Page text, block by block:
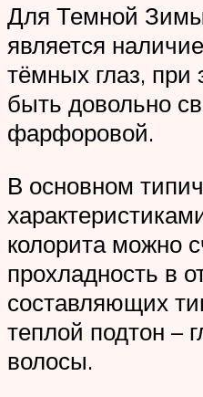
Для Темной
является
тёмных глаз, при
быть довольно
фарфоровой.
В основном
колорита можно
прохладность в
составляющих
теплой подтон –
волосы.